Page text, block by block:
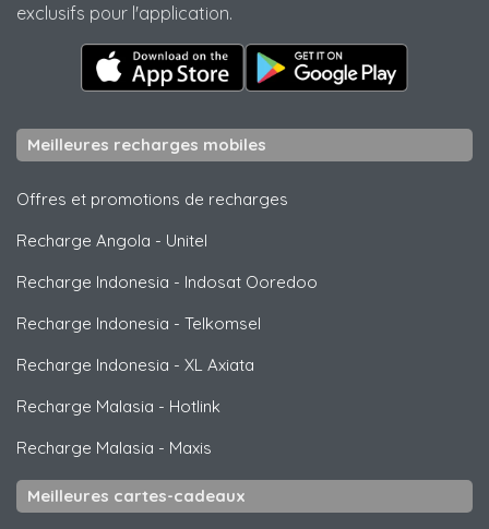
exclusifs pour l'application.
Meilleures recharges mobiles
Offres et promotions de recharges
Recharge Angola - Unitel
Recharge Indonesia - Indosat Ooredoo
Recharge Indonesia - Telkomsel
Recharge Indonesia - XL Axiata
Recharge Malasia - Hotlink
Recharge Malasia - Maxis
Meilleures cartes-cadeaux